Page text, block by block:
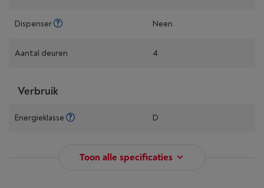
Dispenser Neen
Aantal deuren 4
Verbruik
Energieklasse D
Toon alle specificaties